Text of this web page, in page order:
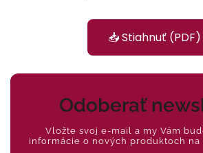
📥 Stiahnuť (PDF)
Odoberať
Vložte svoj e-mail a my Vám
informácie o nových produktoch na